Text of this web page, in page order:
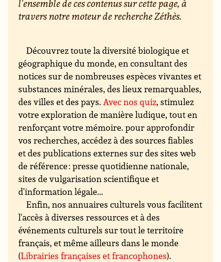
l'ensemble de ces contenus sur cette page, à
travers notre moteur de recherche Zéthès.
Découvrez toute la diversité biologique et
géographique du monde, en consultant des
notices sur de nombreuses espèces vivantes et
substances minérales, des lieux remarquables,
des villes et des pays. Avec nos quiz, stimulez
votre exploration de manière ludique, tout en
renforçant votre mémoire. pour approfondir
vos recherches, accédez à des sources fiables
et des publications externes sur des sites web
de référence : presse quotidienne nationale,
sites de vulgarisation scientifique et
d'information légale...
Enfin, nos annuaires culturels vous facilitent
l'accès à diverses ressources et à des
événements culturels sur tout le territoire
français, et même ailleurs dans le monde
(Librairies françaises et francophones).